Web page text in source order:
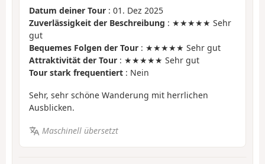
Datum deiner Tour : 01. Dez 2025
Zuverlässigkeit der Beschreibung : ★★★★★ Sehr
gut
Bequemes Folgen der Tour : ★★★★★ Sehr gut
Attraktivität der Tour : ★★★★★ Sehr gut
Tour stark frequentiert : Nein
Sehr, sehr schöne Wanderung mit herrlichen
Ausblicken.
Maschinell übersetzt